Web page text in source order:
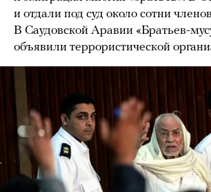
и отдали под суд около сотни
В Саудовской Аравии «Братьев-
объявили террористической